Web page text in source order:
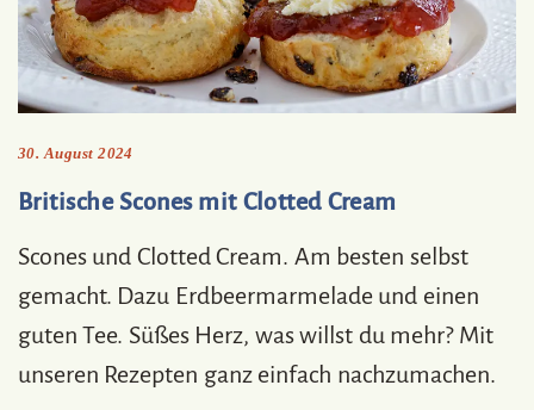
30. August 2024
Britische Scones mit Clotted Cream
Scones und Clotted Cream. Am besten selbst
gemacht. Dazu Erdbeermarmelade und einen
guten Tee. Süßes Herz, was willst du mehr? Mit
unseren Rezepten ganz einfach nachzumachen.